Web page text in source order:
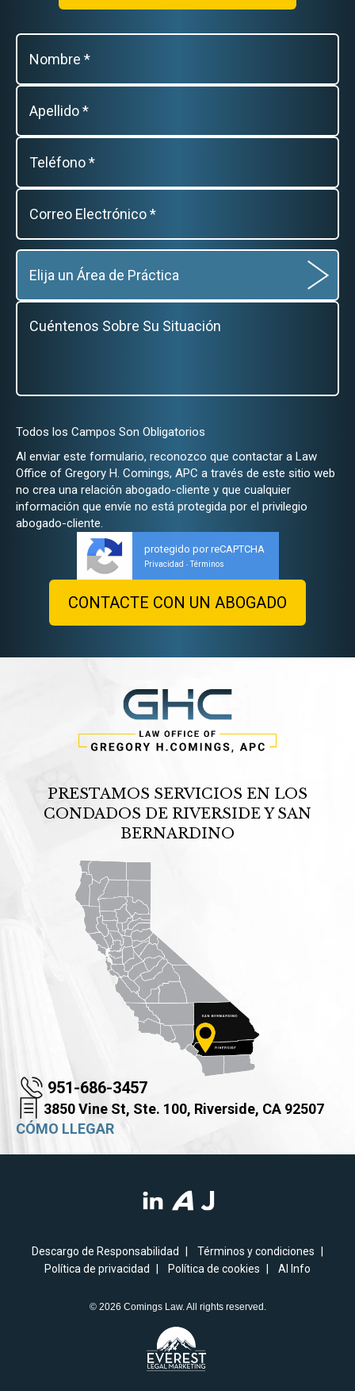
Todos los Campos Son Obligatorios
Al enviar este formulario, reconozco que contactar a Law
Office of Gregory H. Comings, APC a través de este sitio web
no crea una relación abogado-cliente y que cualquier
información que envíe no está protegida por el privilegio
abogado-cliente.
protegido por reCAPTCHA
Privacidad - Términos
PRESTAMOS SERVICIOS EN LOS
CONDADOS DE RIVERSIDE Y SAN
BERNARDINO
951-686-3457
3850 Vine St, Ste. 100, Riverside, CA 92507
CÓMO LLEGAR
Descargo de Responsabilidad
Términos y condiciones
Política de privacidad
Política de cookies AI Info
© 2026 Comings Law. All rights reserved.